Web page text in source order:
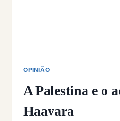
OPINIÃO
A Palestina e o
Haavara